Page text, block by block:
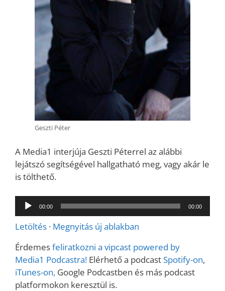
Geszti Péter
A Media1 interjúja Geszti Péterrel az alábbi
lejátszó segítségével hallgatható meg, vagy akár le
is tölthető.
Audió
lejátszó
00:00 00:00
Letöltés · Megnyitás új ablakban
Érdemesfeliratkozni a vipcast powered by
Media1 Podcastra! Elérhető a podcastSpotify-on,
iTunes-on, Google Podcastben és más podcast
platformokon keresztül is.